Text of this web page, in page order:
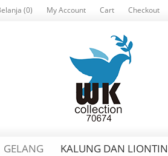
(0) My Account Cart Checkout
GELANG KALUNG DAN LIONTIN